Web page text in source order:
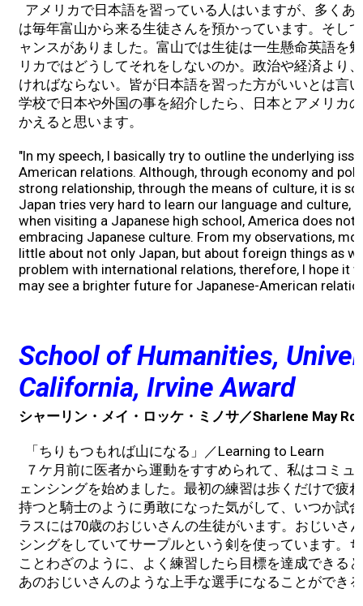
アメリカで日本語を習っている人はいますが、多くあ
は毎年富山から来る生徒さんを預かっています。そし
ャンスがありました。富山では生徒は一生懸命英語を
リカではどうしてそれをしないのか。政治や経済より
ければならない。皆が日本語を習った方がいいとは言
学校で日本や外国の事を紹介したら、日本とアメリカ
かえると思います。
"In my speech, I basically try to outline the underlying
American relations. Although, through economy and
strong relationship, through the means of culture, it is
Japan tries very hard to learn our language and culture,
when visiting a Japanese high school, America does not
embracing Japanese culture. From my observations,
little about not only Japan, but about foreign things as
problem with international relations, therefore, I hope it
may see a brighter future for Japanese-American
School of Humanities,
California, Irvine Award
シャーリン・メイ・ロッケ・ミノサ／Sharlene May
「ちりもつもれば山になる」／Learning to Learn
７ケ月前に医者から運動をすすめられて、私はコミュ
ェンシングを始めました。最初の練習は歩くだけで疲
持つと騎士のように勇敢になった気がして、いつか試
ラスには70歳のおじいさんの生徒がいます。おじいさ
シングをしていてサープルという剣を使っています。
ことわざのように、よく練習したら目標を達成できる
あのおじいさんのような上手な選手になることができ